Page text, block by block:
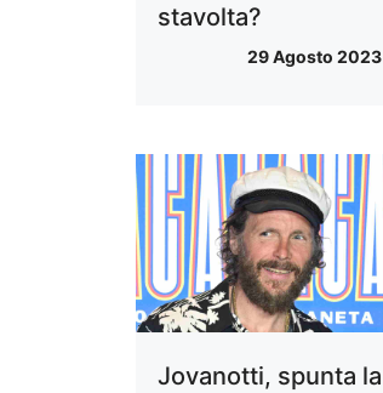
stavolta?
29 Agosto 2023
Jovanotti, spunta la